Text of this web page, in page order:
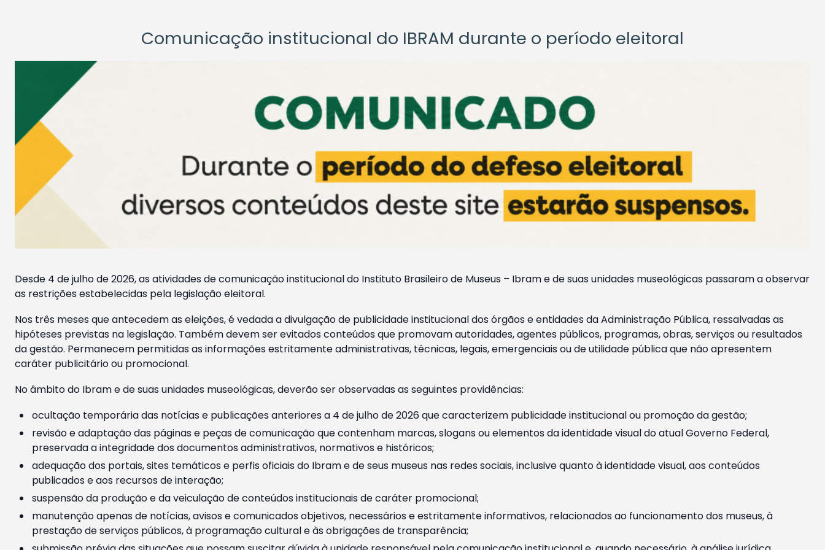
Comunicação institucional do IBRAM durante o período eleitoral
Desde 4 de julho de 2026, as atividades de comunicação institucional do Instituto Brasileiro de Museus – Ibram e de suas unidades museológicas passaram a observar
as restrições estabelecidas pela legislação eleitoral.
Nos três meses que antecedem as eleições, é vedada a divulgação de publicidade institucional dos órgãos e entidades da Administração Pública, ressalvadas as
hipóteses previstas na legislação. Também devem ser evitados conteúdos que promovam autoridades, agentes públicos, programas, obras, serviços ou resultados
da gestão. Permanecem permitidas as informações estritamente administrativas, técnicas, legais, emergenciais ou de utilidade pública que não apresentem
caráter publicitário ou promocional.
No âmbito do Ibram e de suas unidades museológicas, deverão ser observadas as seguintes providências:
ocultação temporária das notícias e publicações anteriores a 4 de julho de 2026 que caracterizem publicidade institucional ou promoção da gestão;
revisão e adaptação das páginas e peças de comunicação que contenham marcas, slogans ou elementos da identidade visual do atual Governo Federal,
preservada a integridade dos documentos administrativos, normativos e históricos;
adequação dos portais, sites temáticos e perfis oficiais do Ibram e de seus museus nas redes sociais, inclusive quanto à identidade visual, aos conteúdos
publicados e aos recursos de interação;
suspensão da produção e da veiculação de conteúdos institucionais de caráter promocional;
manutenção apenas de notícias, avisos e comunicados objetivos, necessários e estritamente informativos, relacionados ao funcionamento dos museus, à
prestação de serviços públicos, à programação cultural e às obrigações de transparência;